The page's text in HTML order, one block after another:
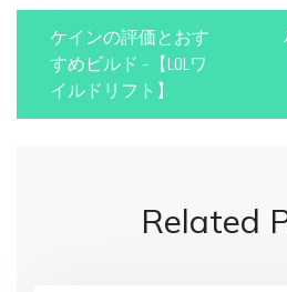
s
ケインの評価とおす
すめビルド –【LOLワ
イルドリフト】
Related